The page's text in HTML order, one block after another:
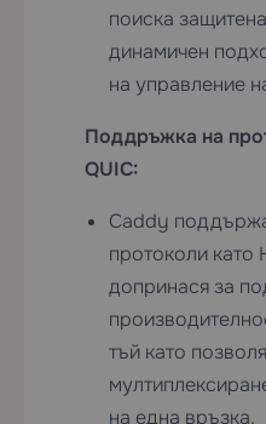
поиска
динамичен
на управление
Поддръжка на
QUIC:
Caddy
протоколи като
допринася за
тъй като
на една връзка.